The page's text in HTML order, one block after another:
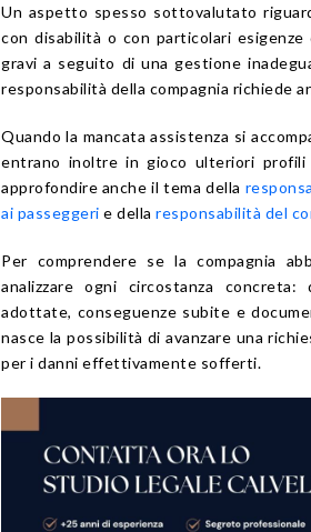
Un aspetto spesso sottovalutato
con disabilità o con particolari
gravi a seguito di una gestione
responsabilità della compagnia richiede
Quando la mancata assistenza si
entrano inoltre in gioco ulteriori
approfondire anche il tema della
ai passeggeri e della responsabilità del
Per comprendere se la compagnia
analizzare ogni circostanza
adottate, conseguenze subite e
nasce la possibilità di avanzare una
per i danni effettivamente sofferti.